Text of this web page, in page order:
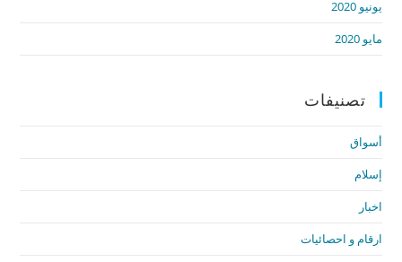
يونيو 2020
مايو 2020
تصنيفات
أسواق
إسلام
اخبار
ارقام و احصائيات